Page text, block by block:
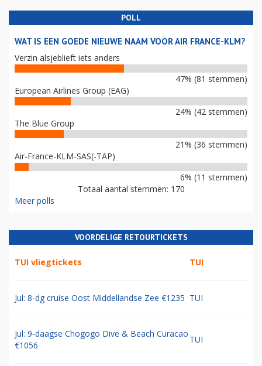
POLL
WAT IS EEN GOEDE NIEUWE NAAM VOOR AIR FRANCE-KLM?
Verzin alsjeblieft iets anders
47% (81 stemmen)
European Airlines Group (EAG)
24% (42 stemmen)
The Blue Group
21% (36 stemmen)
Air-France-KLM-SAS(-TAP)
6% (11 stemmen)
Totaal aantal stemmen: 170
Meer polls
VOORDELIGE RETOURTICKETS
TUI vliegtickets TUI
Jul: 8-dg cruise Oost Middellandse Zee €1235 TUI
Jul: 9-daagse Chogogo Dive & Beach Curacao
€1056
TUI